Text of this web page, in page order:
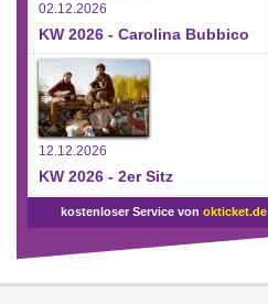
02.12.2026
KW 2026 - Carolina Bubbico
12.12.2026
KW 2026 - 2er Sitz
kostenloser Service von okticket.de